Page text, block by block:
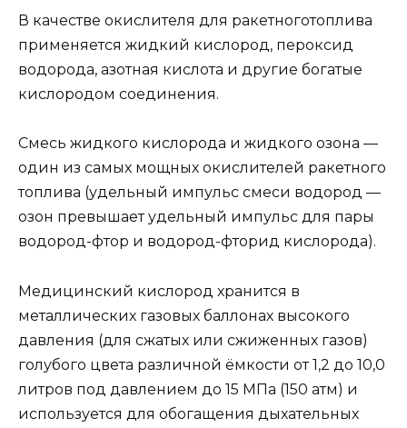
В качестве окислителя для ракетноготоплива
применяется жидкий кислород, пероксид
водорода, азотная кислота и другие богатые
кислородом соединения.
Смесь жидкого кислорода и жидкого озона —
один из самых мощных окислителей ракетного
топлива (удельный импульс смеси водород —
озон превышает удельный импульс для пары
водород-фтор и водород-фторид кислорода).
Медицинский кислород хранится в
металлических газовых баллонах высокого
давления (для сжатых или сжиженных газов)
голубого цвета различной ёмкости от 1,2 до 10,0
литров под давлением до 15 МПа (150 атм) и
используется для обогащения дыхательных